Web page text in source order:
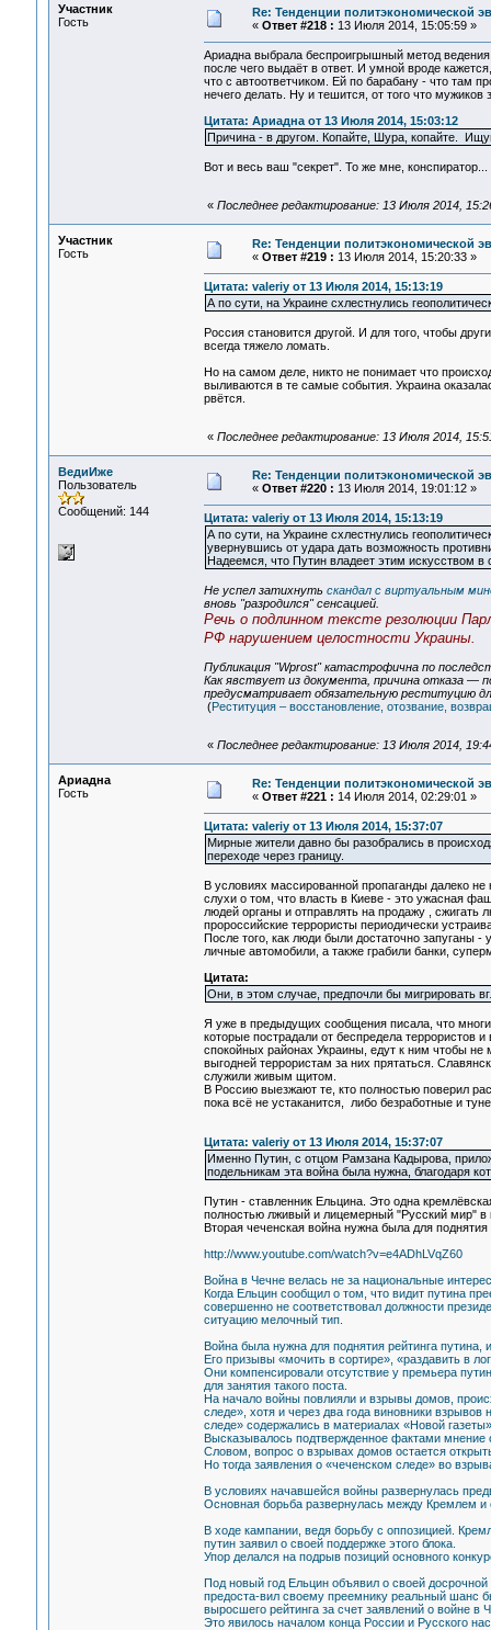
Участник
Гость
Re: Тенденции политэкономической
« Ответ #218 : 13 Июля 2014, 15:05:59 »
Ариадна выбрала беспроигрышный метод
после чего выдаёт в ответ. И умной вроде
что с автоответчиком. Ей по барабану - что там
нечего делать. Ну и тешится, от того что
Цитата: Ариадна от 13 Июля 2014, 15:03:12
Причина - в другом. Копайте, Шура, копайте.
Вот и весь ваш "секрет". То же мне, конспиратор...
« Последнее редактирование: 13 Июля 2014,
Участник
Гость
Re: Тенденции политэкономической
« Ответ #219 : 13 Июля 2014, 15:20:33 »
Цитата: valeriy от 13 Июля 2014, 15:13:19
А по сути, на Украине схлестнулись
Россия становится другой. И для того, чтобы
всегда тяжело ломать.
Но на самом деле, никто не понимает что
выливаются в те самые события. Украина
рвётся.
« Последнее редактирование: 13 Июля 2014,
ВедиИже
Пользователь
Сообщений: 144
Re: Тенденции политэкономической
« Ответ #220 : 13 Июля 2014, 19:01:12 »
Цитата: valeriy от 13 Июля 2014, 15:13:19
А по сути, на Украине схлестнулись
увернувшись от удара дать возможность
Надеемся, что Путин владеет этим искусством в
Не успел затихнуть скандал с виртуальным
вновь "разродился" сенсацией.
Речь о подлинном тексте резолюции
РФ нарушением целостности Украины.
Публикация "Wprost" катастрофична по
Как явствует из документа, причина отказа —
предусматривает обязательную реституцию
(Реституция – восстановление, отозвание,
« Последнее редактирование: 13 Июля 2014,
Ариадна
Гость
Re: Тенденции политэкономической
« Ответ #221 : 14 Июля 2014, 02:29:01 »
Цитата: valeriy от 13 Июля 2014, 15:37:07
Мирные жители давно бы разобрались в
переходе через границу.
В условиях массированной пропаганды далеко
слухи о том, что власть в Киеве - это ужасная
людей органы и отправлять на продажу , сжигать
пророссийские террористы периодически
После того, как люди были достаточно запуганы
личные автомобили, а также грабили банки,
Цитата:
Они, в этом случае, предпочли бы мигрировать
Я уже в предыдущих сообщения писала, что
которые пострадали от беспредела террористов
спокойных районах Украины, едут к ним чтобы
выгодней террористам за них прятаться.
служили живым щитом.
В Россию выезжают те, кто полностью поверил
пока всё не устаканится, либо безработные и
Цитата: valeriy от 13 Июля 2014, 15:37:07
Именно Путин, с отцом Рамзана Кадырова,
подельникам эта война была нужна, благодаря
Путин - ставленник Ельцина. Это одна
полностью лживый и лицемерный "Русский мир"
Вторая чеченская война нужна была для
http://www.youtube.com/watch?v=e4ADhLVqZ60
Война в Чечне велась не за национальные
Когда Ельцин сообщил о том, что видит путина
совершенно не соответствовал должности
ситуацию мелочный тип.
Война была нужна для поднятия рейтинга путина,
Его призывы «мочить в сортире», «раздавить в
Они компенсировали отсутствие у премьера
для занятия такого поста.
На начало войны повлияли и взрывы домов,
следе», хотя и через два года виновники
следе» содержались в материалах «Новой
Высказывалось подтвержденное фактами мнение
Словом, вопрос о взрывах домов остается
Но тогда заявления о «чеченском следе» во
В условиях начавшейся войны развернулась
Основная борьба развернулась между Кремлем
В ходе кампании, ведя борьбу с оппозицией.
путин заявил о своей поддержке этого блока.
Упор делался на подрыв позиций основного
Под новый год Ельцин объявил о своей
предоста-вил своему преемнику реальный шанс
выросшего рейтинга за счет заявлений о войне в
Это явилось началом конца России и Русского